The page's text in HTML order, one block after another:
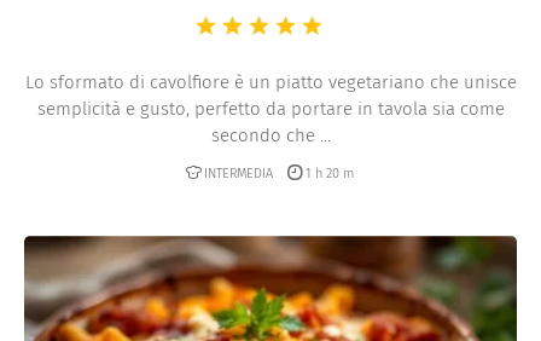
Lo sformato di cavolfiore è un piatto vegetariano che unisce
semplicità e gusto, perfetto da portare in tavola sia come
secondo che ...
INTERMEDIA 1 h 20 m